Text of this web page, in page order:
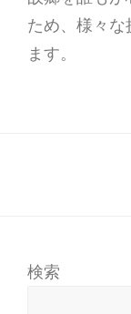
ため、様々な
ます。
検索